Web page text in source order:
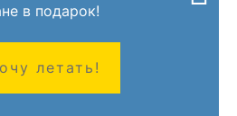
в подарок!